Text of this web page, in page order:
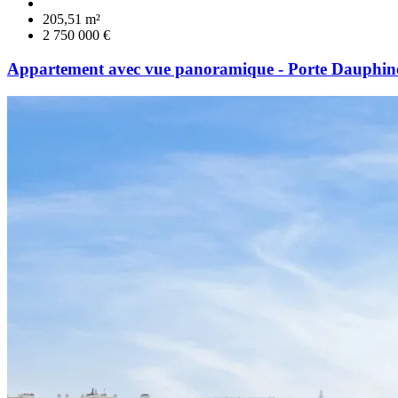
205,51 m²
2 750 000 €
Appartement avec vue panoramique - Porte